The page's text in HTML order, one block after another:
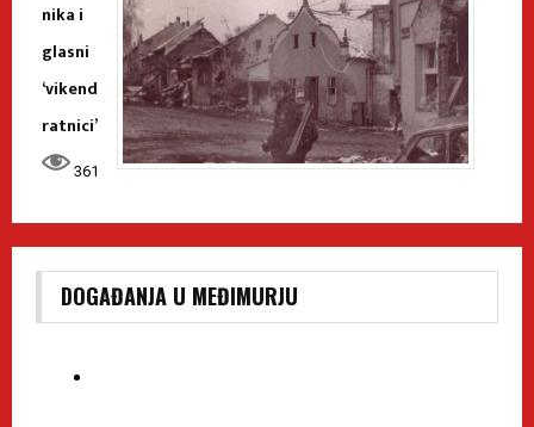
nika i
glasni
‘vikend
ratnici’
361
DOGAĐANJA U MEĐIMURJU